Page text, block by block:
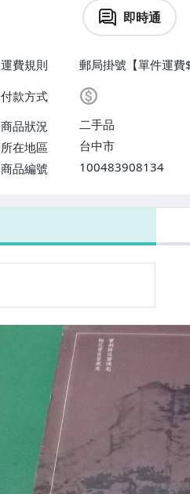
即時通
運費規則
郵局掛號【單件運費
付款方式
商品狀況
二手品
所在地區
台中市
商品編號
100483908134